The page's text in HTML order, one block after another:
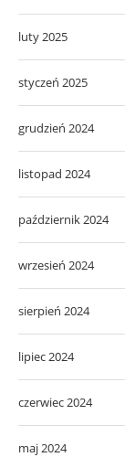
luty 2025
styczeń 2025
grudzień 2024
listopad 2024
październik 2024
wrzesień 2024
sierpień 2024
lipiec 2024
czerwiec 2024
maj 2024